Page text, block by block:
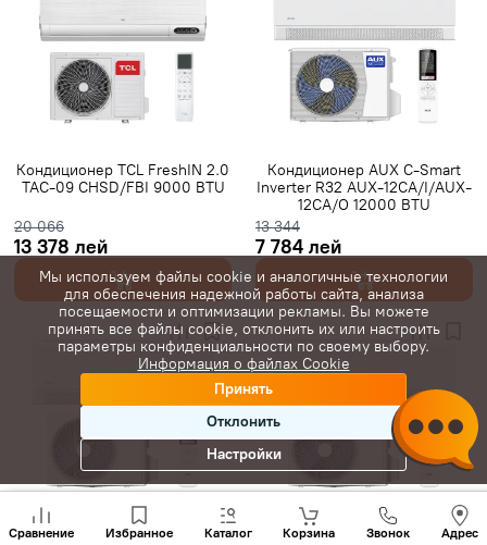
Royal Clima
Ariston Зима-лето
Инверторные
Gree инверторные
Класс A+++
7000 BTU
9000 BTU
12000 BTU 16000 BTU
18000 BTU
40 м²
45 м² 50 м² 60 м² 65 м² 70 м²
80 м²
С Wi-Fi
Кондиционер TCL FreshIN 2.0
TAC-09 CHSD/FBI 9000 BTU
20 066
13 378 лей
Кондиционер AUX C-Smart
Inverter R32 AUX-12CA/I/AUX-
12CA/O 12000 BTU
13 344
7 784 лей
Кондиционер AUX C-Series
Кондиционер AUX C-Series
Сравнение Избранное Каталог Корзина Звонок Адрес
нам
+(373)
Мы используем файлы cookie и аналогичные технологии
для обеспечения надежной работы сайта, анализа
посещаемости и оптимизации рекламы. Вы можете
принять все файлы cookie, отклонить их или настроить
параметры конфиденциальности по своему выбору.
Информация о файлах Cookie
Принять
Отклонить
Настройки